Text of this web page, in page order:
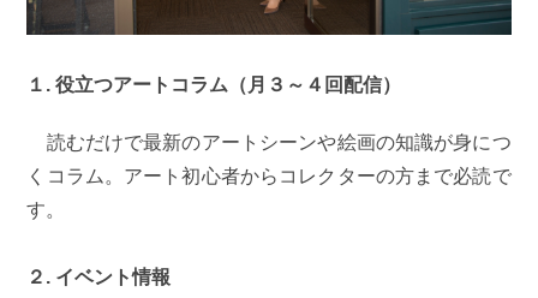
１. 役立つアートコラム（月３～４回配信）
読むだけで最新のアートシーンや絵画の知識が身につ
くコラム。アート初心者からコレクターの方まで必読で
す。
２. イベント情報